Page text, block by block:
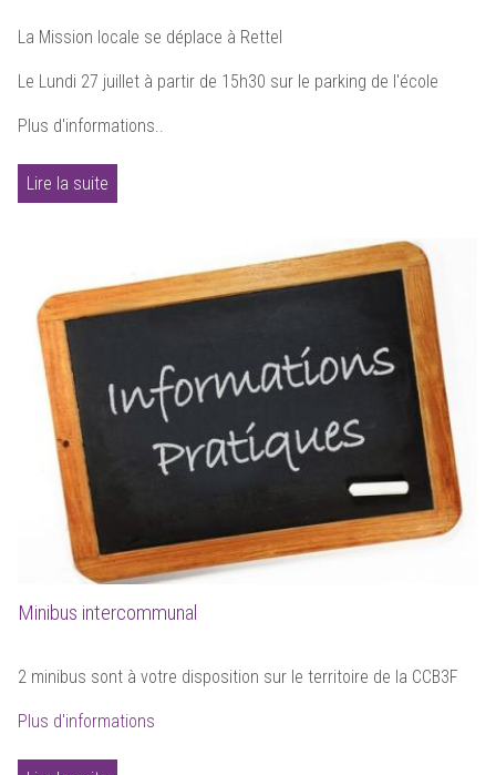
La Mission locale se déplace à Rettel
Le Lundi 27 juillet à partir de 15h30 sur le parking de l'école
Plus d'informations..
Lire la suite
Minibus intercommunal
2 minibus sont à votre disposition sur le territoire de la CCB3F
Plus d'informations